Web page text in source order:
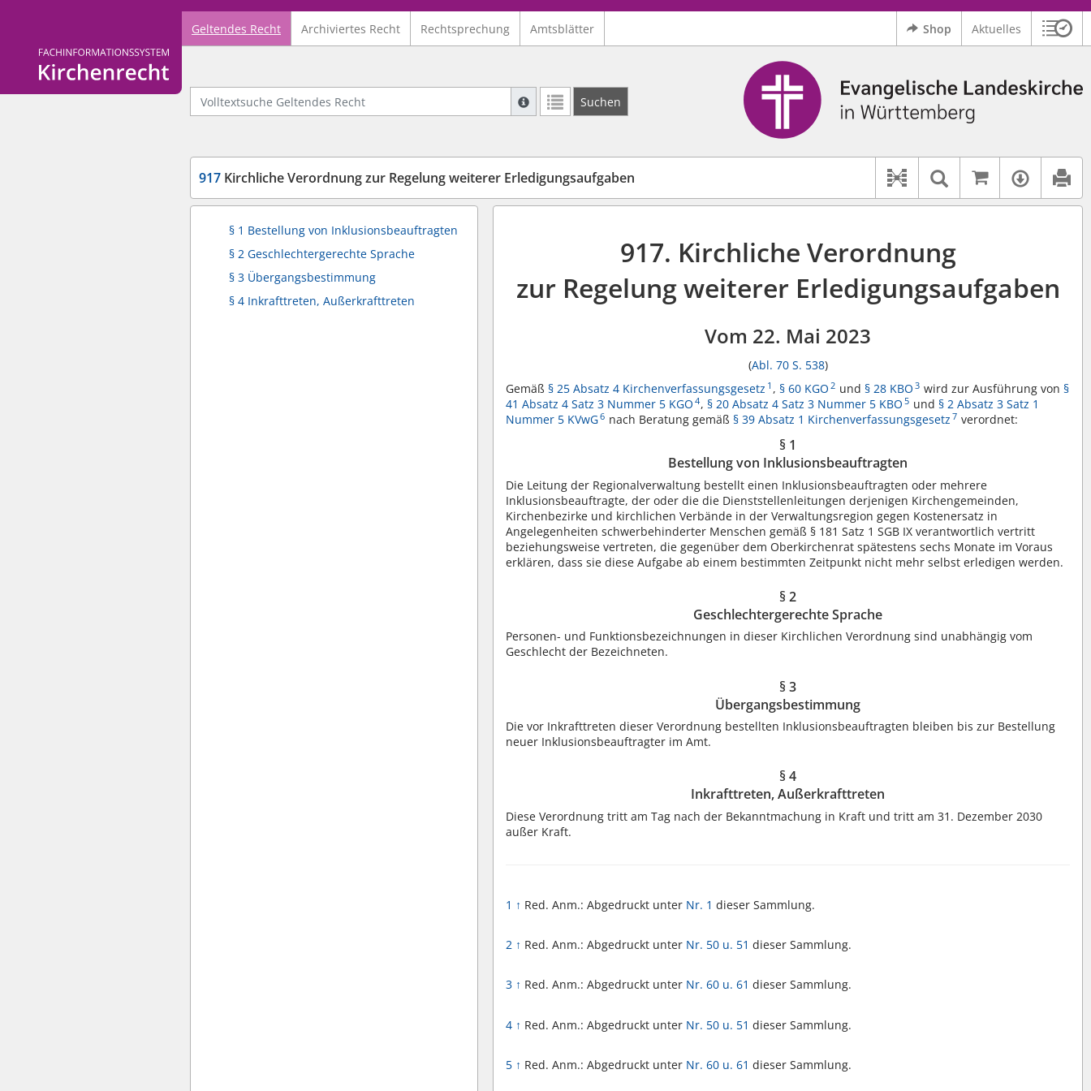
Logo Fachinformationssystem Kirchenrecht
Geltendes Recht Archiviertes Recht Rechtsprechung Amtsblätter Shop Aktuelles
Volltextsuche Geltendes Recht
Suche mit Platzhalter "*", Bsp. Pfarrer*, findet auch: "Pfarrerinitiative" oder "Pfarrerausschuss".
Weitere Suchoperatoren finden Sie in unserer Hilfe.
Suchen
Logo Ev. Landeskirche in Württemberg
917 Kirchliche Verordnung zur Regelung weiterer Erledigungsaufgaben
Dokument-Beziehungen
Textsuche im
Auf
§ 1 Bestellung von Inklusionsbeauftragten
§ 2 Geschlechtergerechte Sprache
§ 3 Übergangsbestimmung
§ 4 Inkrafttreten, Außerkrafttreten
917. Kirchliche Verordnung
zur Regelung weiterer Erledigungsaufgaben
Vom 22. Mai 2023
(Abl. 70 S. 538)
Gemäß§ 25 Absatz 4 Kirchenverfassungsgesetz 1 ,§ 60 KGO 2 und§ 28 KBO 3 wird zur Ausführung von§
41 Absatz 4 Satz 3 Nummer 5 KGO 4,§ 20 Absatz 4 Satz 3 Nummer 5 KBO 5 und§ 2 Absatz 3 Satz 1
Nummer 5 KVwG6 nach Beratung gemäß§ 39 Absatz 1 Kirchenverfassungsgesetz 7 verordnet:
§ 1
Bestellung von Inklusionsbeauftragten
Die Leitung der Regionalverwaltung bestellt einen Inklusionsbeauftragten oder mehrere
Inklusionsbeauftragte, der oder die die Dienststellenleitungen derjenigen Kirchengemeinden,
Kirchenbezirke und kirchlichen Verbände in der Verwaltungsregion gegen Kostenersatz in
Angelegenheiten schwerbehinderter Menschen gemäß § 181 Satz 1 SGB IX verantwortlich vertritt
beziehungsweise vertreten, die gegenüber dem Oberkirchenrat spätestens sechs Monate im Voraus
erklären, dass sie diese Aufgabe ab einem bestimmten Zeitpunkt nicht mehr selbst erledigen werden.
§ 2
Geschlechtergerechte Sprache
Personen- und Funktionsbezeichnungen in dieser Kirchlichen Verordnung sind unabhängig vom
Geschlecht der Bezeichneten.
§ 3
Übergangsbestimmung
Die vor Inkrafttreten dieser Verordnung bestellten Inklusionsbeauftragten bleiben bis zur Bestellung
neuer Inklusionsbeauftragter im Amt.
§ 4
Inkrafttreten, Außerkrafttreten
Diese Verordnung tritt am Tag nach der Bekanntmachung in Kraft und tritt am 31. Dezember 2030
außer Kraft.
1 ↑ Red. Anm.: Abgedruckt unter Nr. 1 dieser Sammlung.
2 ↑ Red. Anm.: Abgedruckt unter Nr. 50 u. 51 dieser Sammlung.
3 ↑ Red. Anm.: Abgedruckt unter Nr. 60 u. 61 dieser Sammlung.
4 ↑ Red. Anm.: Abgedruckt unter Nr. 50 u. 51 dieser Sammlung.
5 ↑ Red. Anm.: Abgedruckt unter Nr. 60 u. 61 dieser Sammlung.